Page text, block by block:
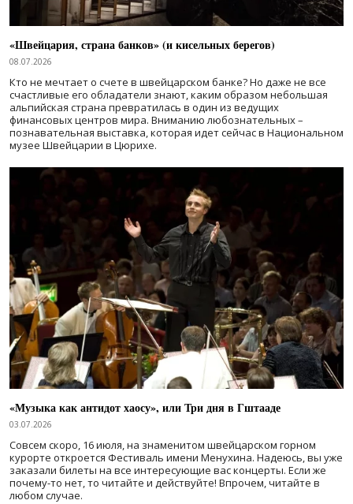
«Швейцария, страна банков» (и кисельных берегов)
08.07.2026
Кто не мечтает о счете в швейцарском банке? Но даже не все
счастливые его обладатели знают, каким образом небольшая
альпийская страна превратилась в один из ведущих
финансовых центров мира. Вниманию любознательных –
познавательная выставка, которая идет сейчас в Национальном
музее Швейцарии в Цюрихе.
«Музыка как антидот хаосу», или Три дня в Гштааде
03.07.2026
Совсем скоро, 16 июля, на знаменитом швейцарском горном
курорте откроется Фестиваль имени Менухина. Надеюсь, вы уже
заказали билеты на все интересующие вас концерты. Если же
почему-то нет, то читайте и действуйте! Впрочем, читайте в
любом случае.